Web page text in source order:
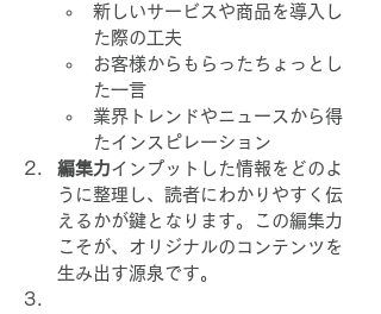
新しいサービスや商品を導入し
た際の工夫
お客様からもらったちょっとし
た一言
業界トレンドやニュースから得
たインスピレーション
編集力インプットした情報をどのよ
うに整理し、読者にわかりやすく伝
えるかが鍵となります。この編集力
こそが、オリジナルのコンテンツを
生み出す源泉です。